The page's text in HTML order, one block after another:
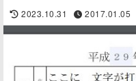
2023.10.31 2017.01.05